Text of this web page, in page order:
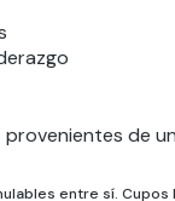
de
entre sí. Cupos